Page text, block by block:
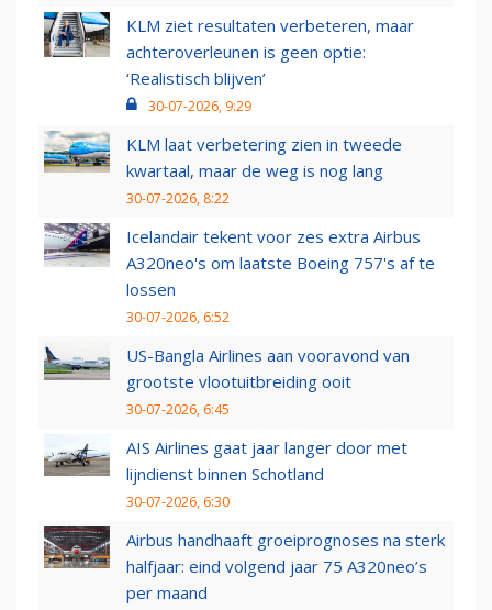
KLM ziet resultaten verbeteren, maar
achteroverleunen is geen optie:
‘Realistisch blijven’
30-07-2026, 9:29
KLM laat verbetering zien in tweede
kwartaal, maar de weg is nog lang
30-07-2026, 8:22
Icelandair tekent voor zes extra Airbus
A320neo's om laatste Boeing 757's af te
lossen
30-07-2026, 6:52
US-Bangla Airlines aan vooravond van
grootste vlootuitbreiding ooit
30-07-2026, 6:45
AIS Airlines gaat jaar langer door met
lijndienst binnen Schotland
30-07-2026, 6:30
Airbus handhaaft groeiprognoses na sterk
halfjaar: eind volgend jaar 75 A320neo’s
per maand